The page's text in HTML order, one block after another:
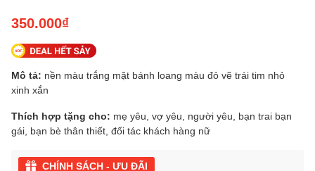
350.000₫
Mô tả: nền màu trắng mặt bánh loang màu đỏ vẽ trái tim nhỏ
xinh xắn
Thích hợp tặng cho: mẹ yêu, vợ yêu, người yêu, bạn trai bạn
gái, bạn bè thân thiết, đối tác khách hàng nữ
CHÍNH SÁCH - ƯU ĐÃI